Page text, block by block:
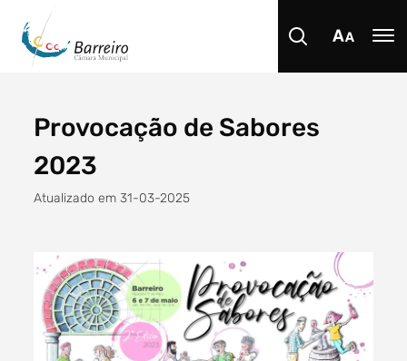
Procurar
Tipo de conteúdo
Provocação de Sabores
2023
Atualizado em 31-03-2025